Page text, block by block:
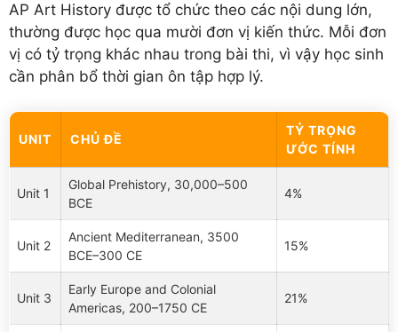
AP Art History được tổ chức theo các nội dung lớn,
thường được học qua mười đơn vị kiến thức. Mỗi đơn
vị có tỷ trọng khác nhau trong bài thi, vì vậy học sinh
cần phân bổ thời gian ôn tập hợp lý.
UNIT CHỦ ĐỀ
TỶ TRỌNG
ƯỚC TÍNH
Unit 1
Global Prehistory, 30,000–500
BCE
4%
Unit 2
Ancient Mediterranean, 3500
BCE–300 CE
15%
Unit 3
Early Europe and Colonial
Americas, 200–1750 CE
21%